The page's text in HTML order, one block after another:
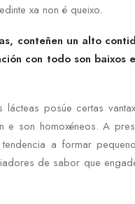
xa non é queixo.
conteñen un alto
con todo son baixos
posúe certas
son homoxéneos. A
a formar
de sabor que